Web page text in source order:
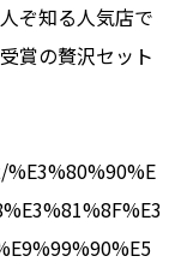
ぞ知る人気店で
賞の贅沢セット